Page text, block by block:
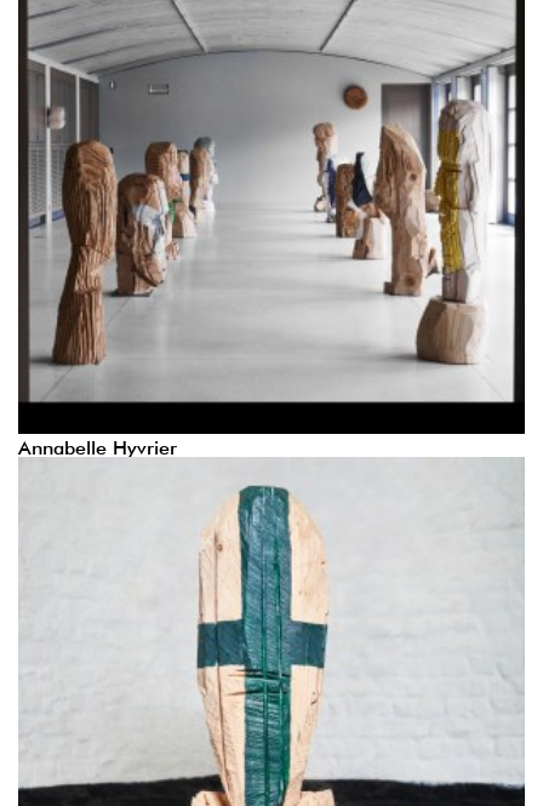
Annabelle Hyvrier